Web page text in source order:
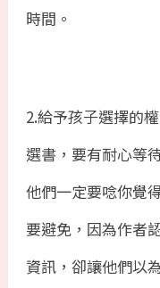
時間。
2.給予孩子選擇的
選書，要有耐心等
他們一定要唸你覺
要避免，因為作者
資訊，卻讓他們以